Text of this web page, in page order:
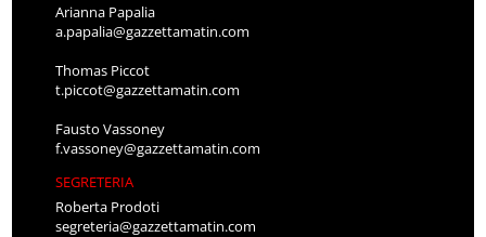
Arianna Papalia
a.papalia@gazzettamatin.com
Thomas Piccot
t.piccot@gazzettamatin.com
Fausto Vassoney
f.vassoney@gazzettamatin.com
SEGRETERIA
Roberta Prodoti
segreteria@gazzettamatin.com